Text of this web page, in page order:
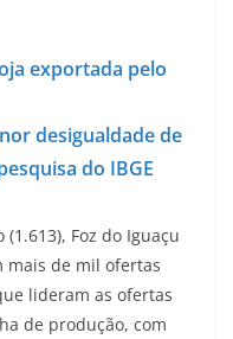
exportada pelo
desigualdade de
do IBGE
Foz do Iguaçu
mais de mil ofertas
lideram as ofertas
de produção, com